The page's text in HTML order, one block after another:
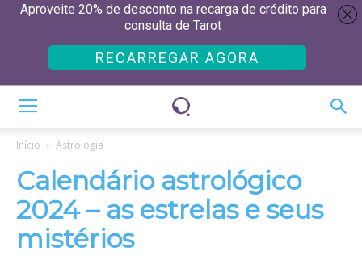
Início Astrologia
Calendário astrológico
2024 – as estrelas e seus
mistérios
Aproveite 20% de desconto na recarga de crédito para
consulta de Tarot
RECARREGAR AGORA